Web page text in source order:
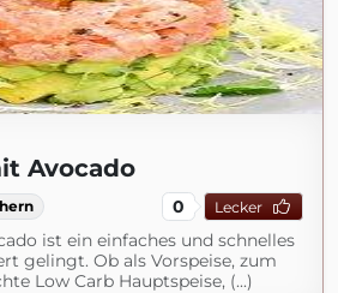
Avocado
0 Lecker
ist ein einfaches und schnelles
gelingt. Ob als Vorspeise, zum
Low Carb Hauptspeise, (...)